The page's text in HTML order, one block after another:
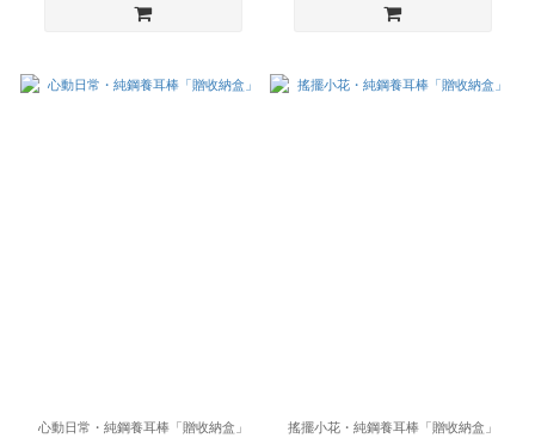
心動日常・純鋼養耳棒「贈收納盒」 搖擺小花・純鋼養耳棒「贈收納盒」